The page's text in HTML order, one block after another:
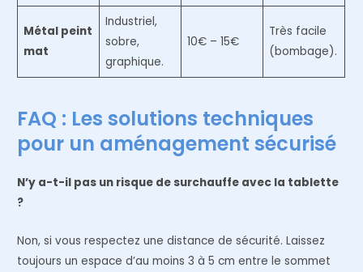
Métal peint
mat
Industriel,
sobre,
graphique.
10€ – 15€
Très facile
(bombage).
FAQ : Les solutions techniques
pour un aménagement sécurisé
N’y a-t-il pas un risque de surchauffe avec la tablette
?
Non, si vous respectez une distance de sécurité. Laissez
toujours un espace d’au moins 3 à 5 cm entre le sommet